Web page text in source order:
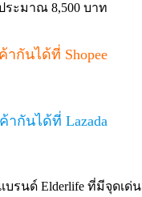
ระมาณ 8,500 บาท
กันได้ที่ Shopee
กันได้ที่ Lazada
รนด์ Elderlife ที่มีจุดเด่น